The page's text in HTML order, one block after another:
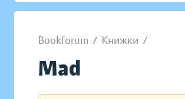
Bookforum / Книжки /
Mad